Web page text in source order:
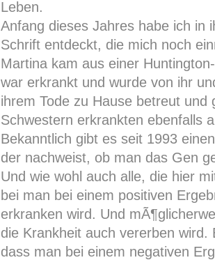
Leben.
Anfang dieses Jahres habe ich in
Schrift entdeckt, die mich noch
Martina kam aus einer
war erkrankt und wurde von ihr
ihrem Tode zu Hause betreut und
Schwestern erkrankten ebenfalls
Bekanntlich gibt es seit 1993
der nachweist, ob man das Gen
Und wie wohl auch alle, die hier
bei man bei einem positiven
erkranken wird. Und
die Krankheit auch vererben wird.
dass man bei einem negativen